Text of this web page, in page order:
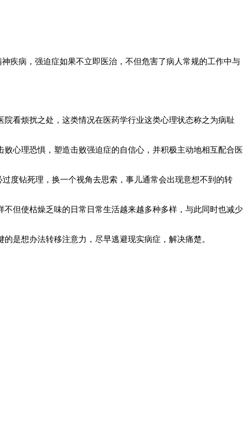
疾病，强迫症如果不立即医治，不但危害了病人常规的工作中与
看烦扰之处，这类情况在医药学行业这类心理状态称之为病耻
心理恐惧，塑造击败强迫症的自信心，并积极主动地相互配合医
度钻死理，换一个视角去思索，事儿通常会出现意想不到的转
但使枯燥乏味的日常日常生活越来越多种多样，与此同时也减少
是想办法转移注意力，尽早逃避现实病症，解决痛楚。